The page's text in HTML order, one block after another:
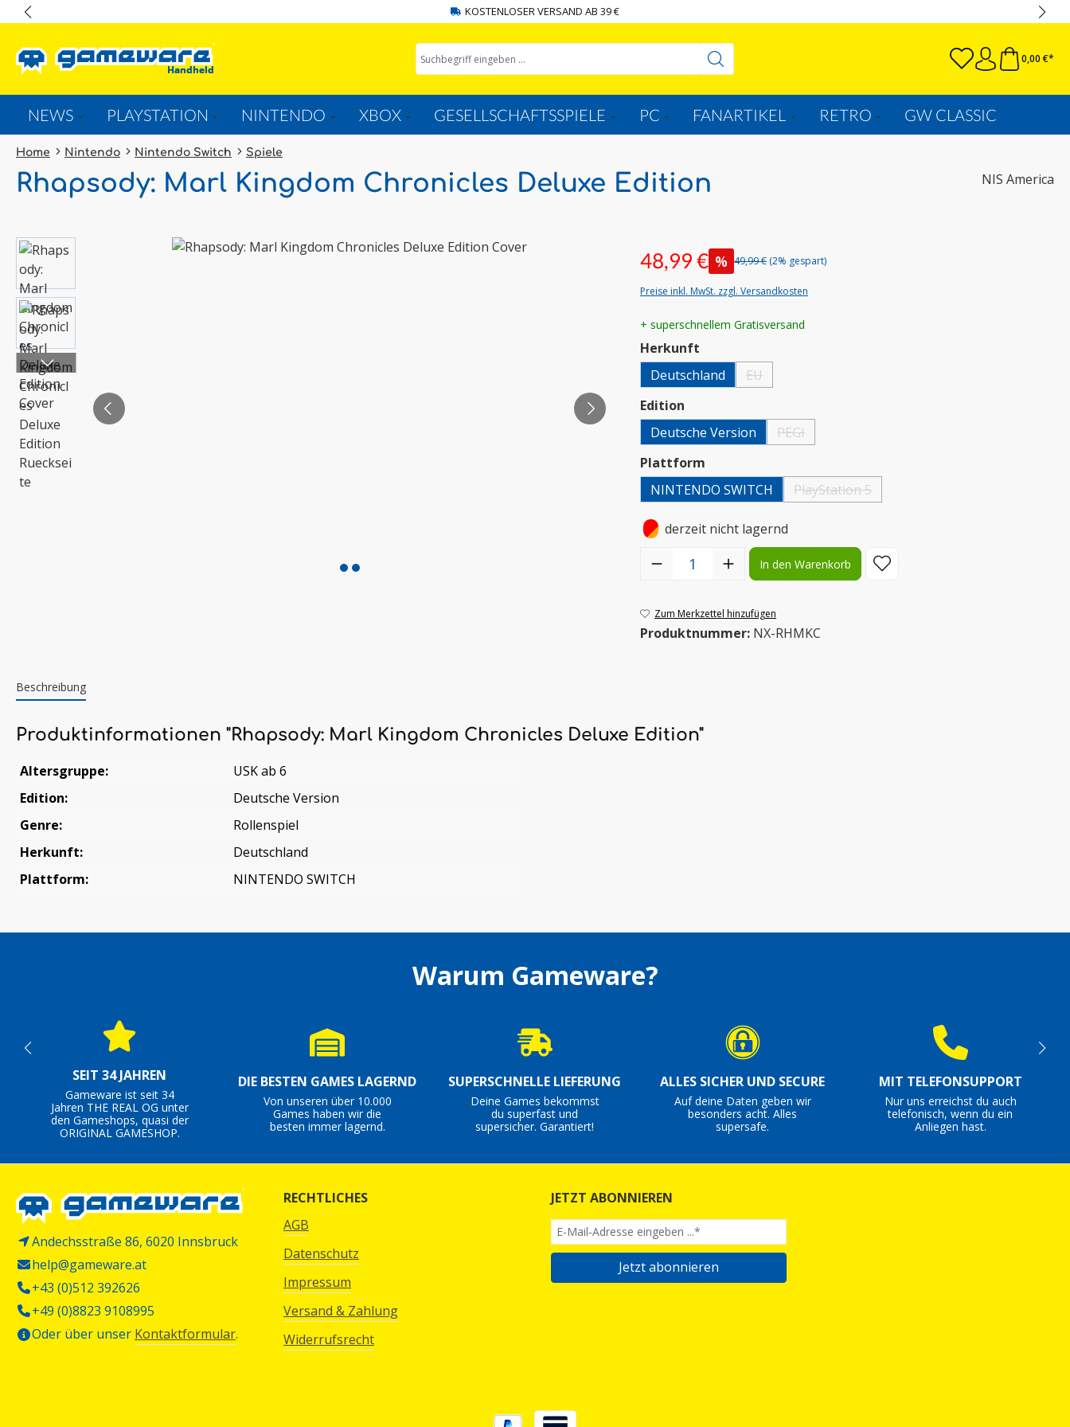
KOSTENLOSER VERSAND AB 39 €
0,00 €*
NEWS PLAYSTATION NINTENDO XBOX GESELLSCHAFTSSPIELE PC FANARTIKEL RETRO GW CLASSIC
Home Nintendo Nintendo Switch Spiele
Rhapsody: Marl Kingdom Chronicles Deluxe Edition NIS America
Bildergalerie überspringen
48,99 € % 49,99 € (2% gespart)
Preise inkl. MwSt. zzgl. Versandkosten
+ superschnellem Gratisversand
Herkunft
Deutschland
EU(Diese Option ist zurzeit nicht verfügbar.)
Edition
Deutsche Version
PEGI(Diese Option ist zurzeit nicht verfügbar.)
Plattform
NINTENDO SWITCH
PlayStation 5(Diese Option ist zurzeit nicht verfügbar.)
• derzeit nicht lagernd
Produkt Anzahl: Gib den gewünschten Wert ein oder benutze die
In den Warenkorb
Zum Merkzettel hinzufügen
Produktnummer: NX-RHMKC
Beschreibung
Produktinformationen "Rhapsody: Marl Kingdom Chronicles Deluxe Edition"
Altersgruppe:
USK ab 6
Edition:
Deutsche Version
Genre:
Rollenspiel
Herkunft:
Deutschland
Plattform:
NINTENDO SWITCH
Warum Gameware?
SEIT 34 JAHREN
Gameware ist seit 34
Jahren THE REAL OG unter
den Gameshops, quasi der
ORIGINAL GAMESHOP.
DIE BESTEN GAMES LAGERND
Von unseren über 10.000
Games haben wir die
besten immer lagernd.
SUPERSCHNELLE LIEFERUNG
Deine Games bekommst
du superfast und
supersicher. Garantiert!
ALLES SICHER UND SECURE
Auf deine Daten geben wir
besonders acht. Alles
supersafe.
MIT TELEFONSUPPORT
Nur uns erreichst du auch
telefonisch, wenn du ein
Anliegen hast.
Andechsstraße 86, 6020 Innsbruck
help@gameware.at
+43 (0)512 392626
+49 (0)8823 9108995
Oder über unser Kontaktformular.
RECHTLICHES
AGB
Datenschutz
Impressum
Versand & Zahlung
Widerrufsrecht
JETZT ABONNIEREN
Jetzt abonnieren